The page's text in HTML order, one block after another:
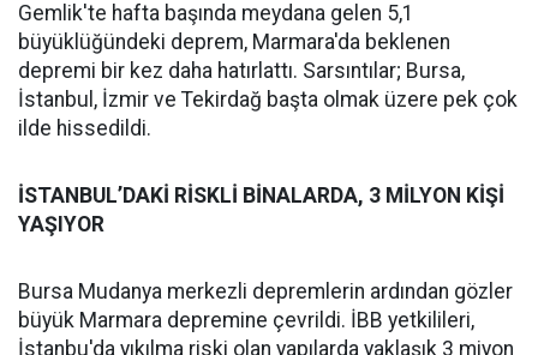
Gemlik'te hafta başında meydana gelen 5,1
büyüklüğündeki deprem, Marmara'da beklenen
depremi bir kez daha hatırlattı. Sarsıntılar; Bursa,
İstanbul, İzmir ve Tekirdağ başta olmak üzere pek çok
ilde hissedildi.
İSTANBUL’DAKİ RİSKLİ BİNALARDA, 3 MİLYON KİŞİ
YAŞIYOR
Bursa Mudanya merkezli depremlerin ardından gözler
büyük Marmara depremine çevrildi. İBB yetkilileri,
İstanbu'da yıkılma riski olan yapılarda yaklaşık 3 miyon